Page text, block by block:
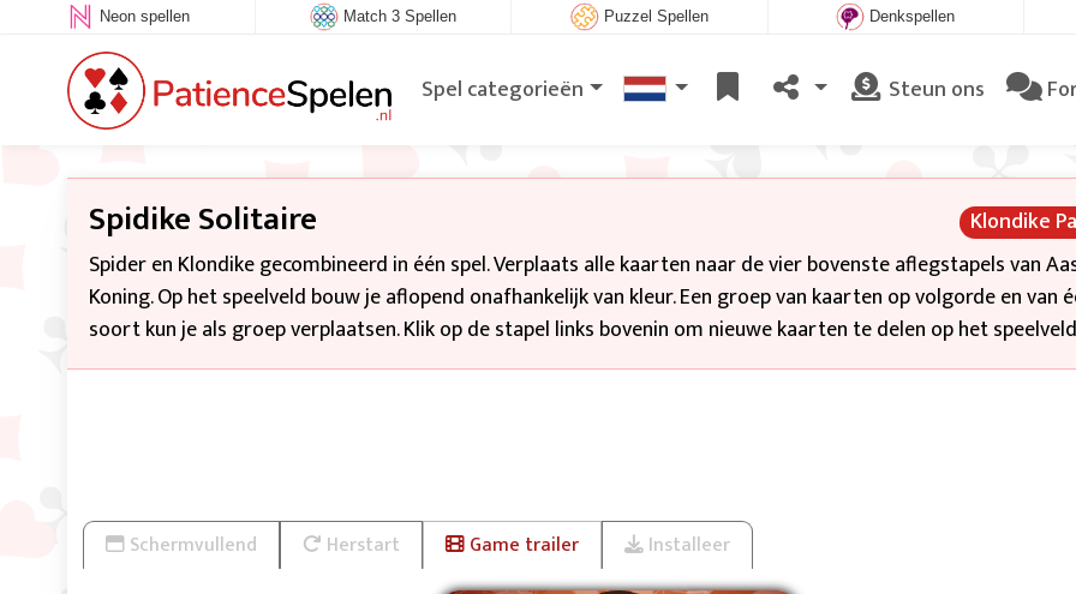
Neon spellen Match 3 Spellen Puzzel Spellen Denkspellen
Spel categorieën Steun ons
Klondike
Spidike Solitaire
Spider en Klondike gecombineerd in één spel. Verplaats alle kaarten naar de vier bovenste aflegstapels van
Koning. Op het speelveld bouw je aflopend onafhankelijk van kleur. Een groep van kaarten op volgorde en van
soort kun je als groep verplaatsen. Klik op de stapel links bovenin om nieuwe kaarten te delen op het
Schermvullend Herstart Game trailer Installeer